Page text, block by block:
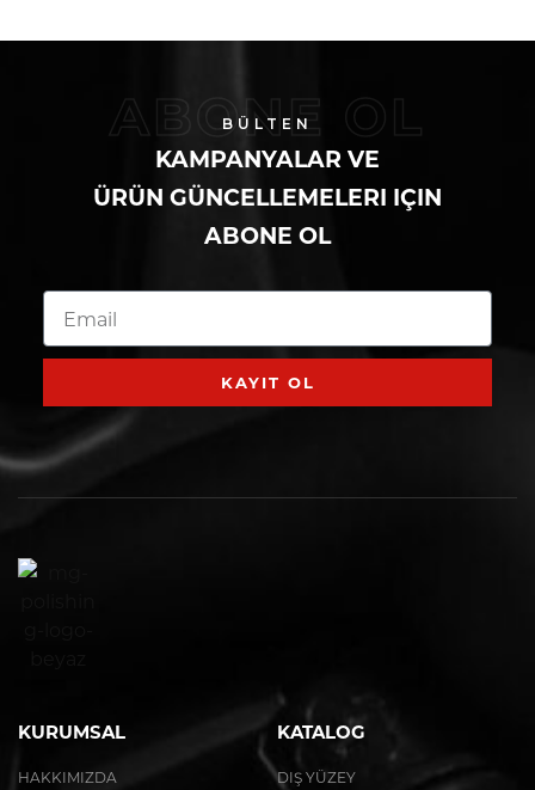
ABONE OL
BÜLTEN
KAMPANYALAR VE
ÜRÜN GÜNCELLEMELERI IÇIN
ABONE OL
KAYIT OL
KURUMSAL
HAKKIMIZDA
KATALOG
DIŞ YÜZEY